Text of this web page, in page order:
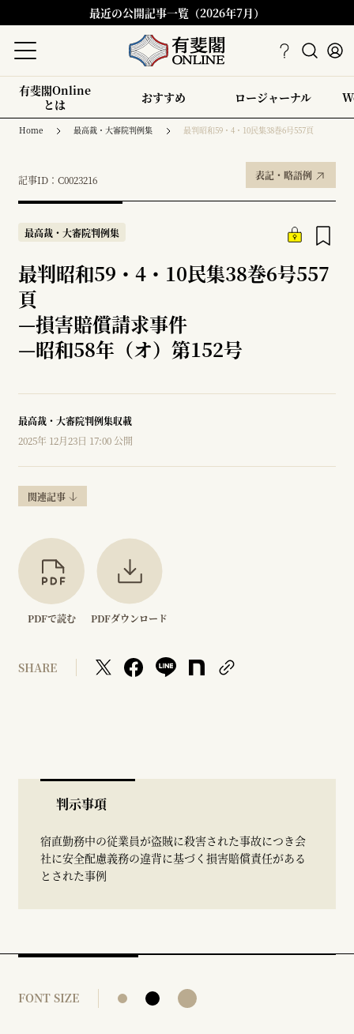
最近の公開記事一覧（2026年7月）
有斐閣Online
とは
おすすめ ロージャーナル
Home 最高裁・大審院判例集 最判昭和59・4・10民集38巻6号557頁
記事ID：C0023216 表記・略語例
最高裁・大審院判例集
最判昭和59・4・10民集38巻6号557
頁
—損害賠償請求事件
—昭和58年（オ）第152号
最高裁・大審院判例集収載
2025年 12月23日 17:00 公開
関連記事
PDFで読む PDFダウンロード
SHARE
判示事項
宿直勤務中の従業員が盗賊に殺害された事故につき会
社に安全配慮義務の違背に基づく損害賠償責任がある
とされた事例
FONT SIZE